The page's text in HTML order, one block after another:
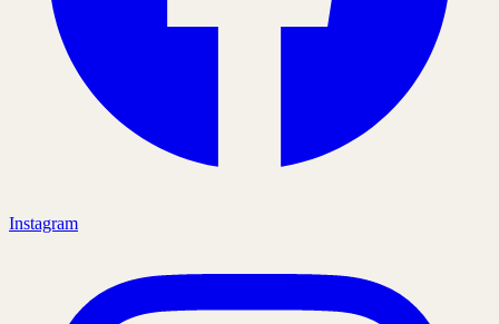
Instagram